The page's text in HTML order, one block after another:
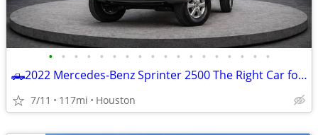
• • • • • • • • • • • • • • • • • •
🛻2022 Mercedes-Benz Sprinter 2500 The Right Car for You - CALL Victor
7/11 117mi Houston